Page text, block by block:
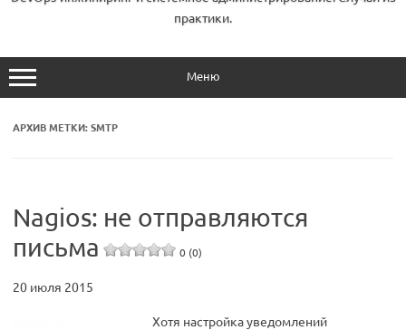
практики.
Меню
АРХИВ МЕТКИ:SMTP
Nagios: не отправляются
письма
0 (0)
20 июля 2015
Хотя настройка уведомлений